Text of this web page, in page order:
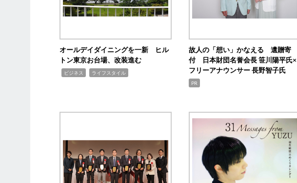
オールデイダイニングを一新 ヒル
トン東京お台場、改装進む
ビジネス ライフスタイル
故人の「想い」かなえる 遺贈寄
付 日本財団名誉会長 笹川陽平氏×
フリーアナウンサー 長野智子氏
PR